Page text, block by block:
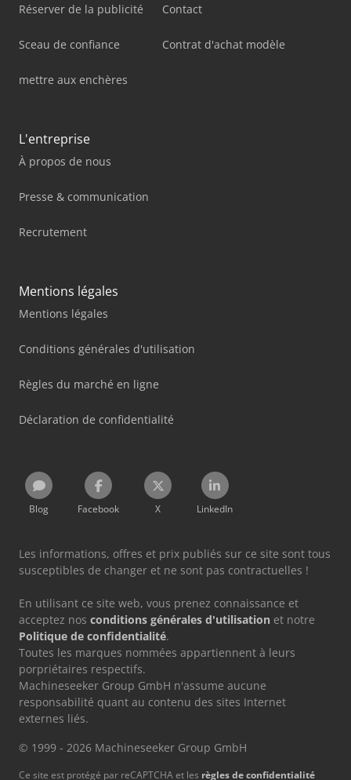
Réserver de la publicité
Sceau de confiance
mettre aux enchères
Contact
Contrat d'achat modèle
L'entreprise
À propos de nous
Presse & communication
Recrutement
Mentions légales
Mentions légales
Conditions générales d'utilisation
Règles du marché en ligne
Déclaration de confidentialité
Blog Facebook X LinkedIn
Les informations, offres et prix publiés sur ce site sont tous
susceptibles de changer et ne sont pas contractuelles !
En utilisant ce site web, vous prenez connaissance et
acceptez nos conditions générales d'utilisation et notre
Politique de confidentialité.
Toutes les marques nommées appartiennent à leurs
porpriétaires respectifs.
Machineseeker Group GmbH n'assume aucune
responsabilité quant au contenu des sites Internet
externes liés.
© 1999 - 2026 Machineseeker Group GmbH
Ce site est protégé par reCAPTCHA et les règles de confidentialité